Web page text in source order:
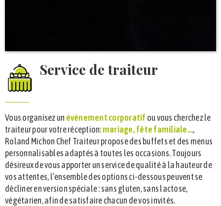
Service de traiteur
Vous organisez un évènement corporatif ou vous cherchez le
traiteur pour votre réception:mariage, fête familiale…,
Roland Michon Chef Traiteur propose des buffets et des menus
personnalisables adaptés à toutes les occasions. Toujours
désireux de vous apporter un service de qualité à la hauteur de
vos attentes, l’ensemble des options ci-dessous peuvent se
décliner en version spéciale : sans gluten, sans lactose,
végétarien, afin de satisfaire chacun de vos invités.